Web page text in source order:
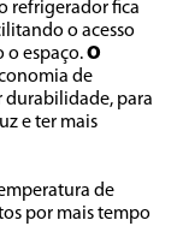
refrigerador fica
o acesso
o espaço. O
de
durabilidade, para
e ter mais
de
por mais tempo